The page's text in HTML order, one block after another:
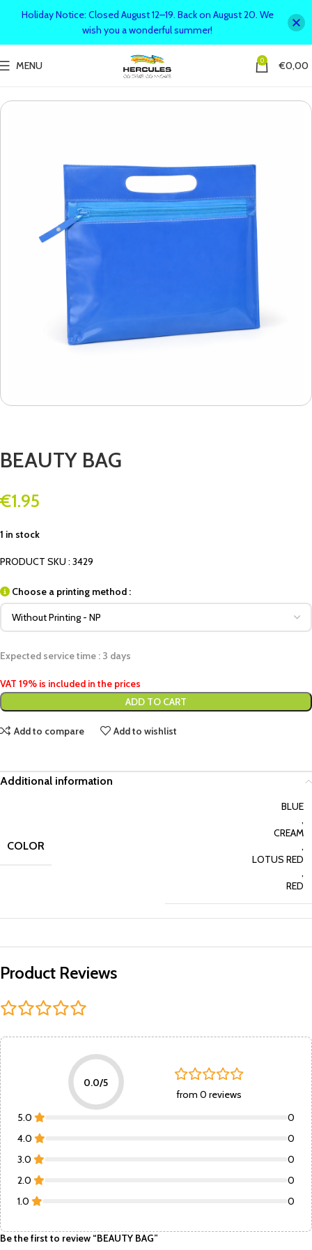
MENU 0 €0,00
BEAUTY BAG
€1.95
1 in stock
PRODUCT SKU : 3429
Choose a printing method :
Expected service time : 3 days
VAT 19% is included in the prices
ADD TO CART
Add to compare Add to wishlist
Additional information
COLOR
BLUE
,
CREAM
,
LOTUS RED
,
RED
Product Reviews
0.0/5
from 0 reviews
5.0
0
4.0
0
3.0
0
2.0
0
1.0
0
Be the first to review “BEAUTY BAG”
Holiday Notice: Closed August 12–19. Back on August 20. We
wish you a wonderful summer!